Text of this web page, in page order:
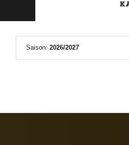
Saison: 2026/2027